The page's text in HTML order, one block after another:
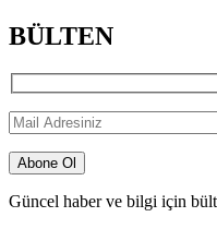
BÜLTEN
Güncel haber ve bilgi için